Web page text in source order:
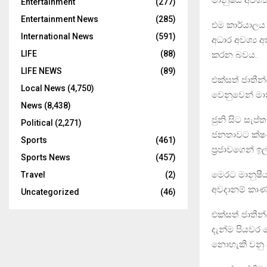
එම
අධාර අවශ්‍ය
කරන බවය.
එක්සත්
වෙනුවෙන්
ජුනි සිට
ජනතාවට
ප්‍රජාවගෙන්
මෙරට
අවදානම්
එක්සත්
දැන්ම
නොහැකි වනු
Entertainment News
(285)
International News
(591)
LIFE
(88)
LIFE NEWS
(89)
Local News (4,750)
News (8,438)
Political (2,271)
Sports
(461)
Sports News
(457)
Travel
(2)
Uncategorized
(46)